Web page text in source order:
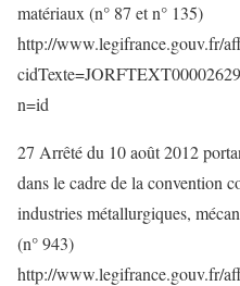
matériaux (n° 87 et n° 135)
http://www.legifrance.gouv.fr/
n=id
27 Arrêté du 10 août 2012
dans le cadre de la convention
industries métallurgiques,
(n° 943)
http://www.legifrance.gouv.fr/